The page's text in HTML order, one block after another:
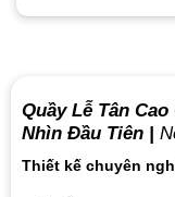
Quầy Lễ Tân Cao
Nhìn Đầu Tiên|
Thiết kế chuyên